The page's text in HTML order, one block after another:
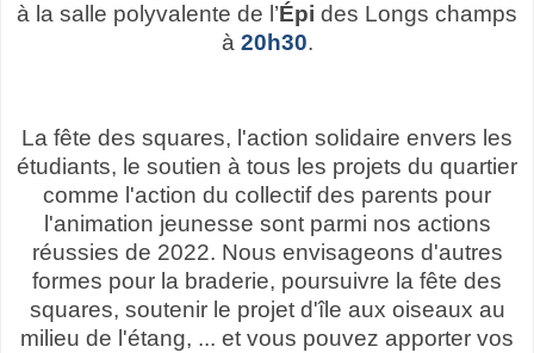
à la salle polyvalente de l’Épi des Longs champs
à 20h30.
La fête des squares, l'action solidaire envers les
étudiants, le soutien à tous les projets du quartier
comme l'action du collectif des parents pour
l'animation jeunesse sont parmi nos actions
réussies de 2022. Nous envisageons d'autres
formes pour la braderie, poursuivre la fête des
squares, soutenir le projet d'île aux oiseaux au
milieu de l'étang, ... et vous pouvez apporter vos